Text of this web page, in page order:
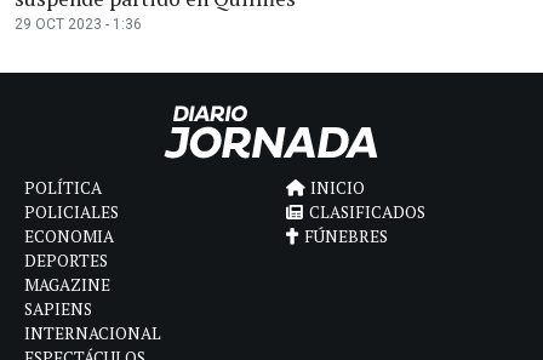
29 OCT 2023 - 1:36
POLÍTICA
POLICIALES
ECONOMIA
DEPORTES
MAGAZINE
SAPIENS
INTERNACIONAL
INICIO
CLASIFICADOS
FÚNEBRES